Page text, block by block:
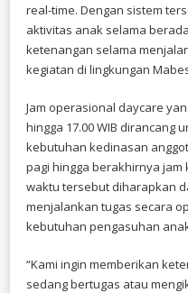
real-time. Dengan sistem
aktivitas anak selama
ketenangan selama
kegiatan di lingkungan
Jam operasional daycare
hingga 17.00 WIB dirancang
kebutuhan kedinasan
pagi hingga berakhirnya
waktu tersebut diharapkan
menjalankan tugas secara
kebutuhan pengasuhan
“Kami ingin memberikan
sedang bertugas atau